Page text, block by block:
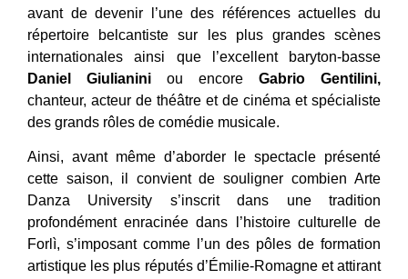
avant de devenir l’une des références actuelles du
répertoire belcantiste sur les plus grandes scènes
internationales ainsi que l’excellent baryton-basse
Daniel Giulianini ou encore Gabrio Gentilini,
chanteur, acteur de théâtre et de cinéma et spécialiste
des grands rôles de comédie musicale.
Ainsi, avant même d’aborder le spectacle présenté
cette saison, il convient de souligner combien Arte
Danza University s’inscrit dans une tradition
profondément enracinée dans l’histoire culturelle de
Forlì, s’imposant comme l’un des pôles de formation
artistique les plus réputés d’Émilie-Romagne et attirant